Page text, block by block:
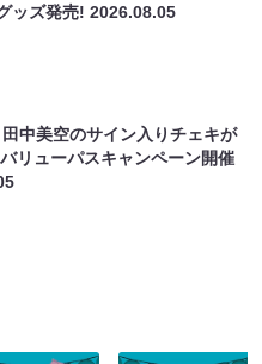
ッズ発売!2026.08.05
中美空のサイン入りチェキが
リューパスキャンペーン開催